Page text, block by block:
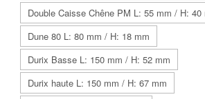
Double Caisse Chêne PM L: 55 mm / H: 40
Dune 80 L: 80 mm / H: 18 mm
Durix Basse L: 150 mm / H: 52 mm
Durix haute L: 150 mm / H: 67 mm